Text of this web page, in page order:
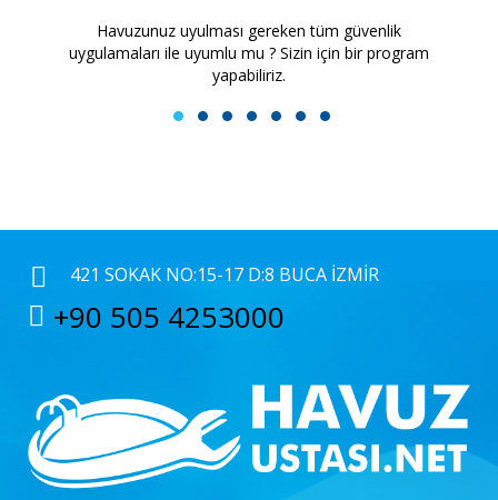
Havuzunuz uyulması gereken tüm güvenlik
uygulamaları ile uyumlu mu ? Sizin için bir program
yapabiliriz.
1 2 3 4 5 6 7
421 SOKAK NO:15-17 D:8 BUCA İZMIR
+90 505 4253000